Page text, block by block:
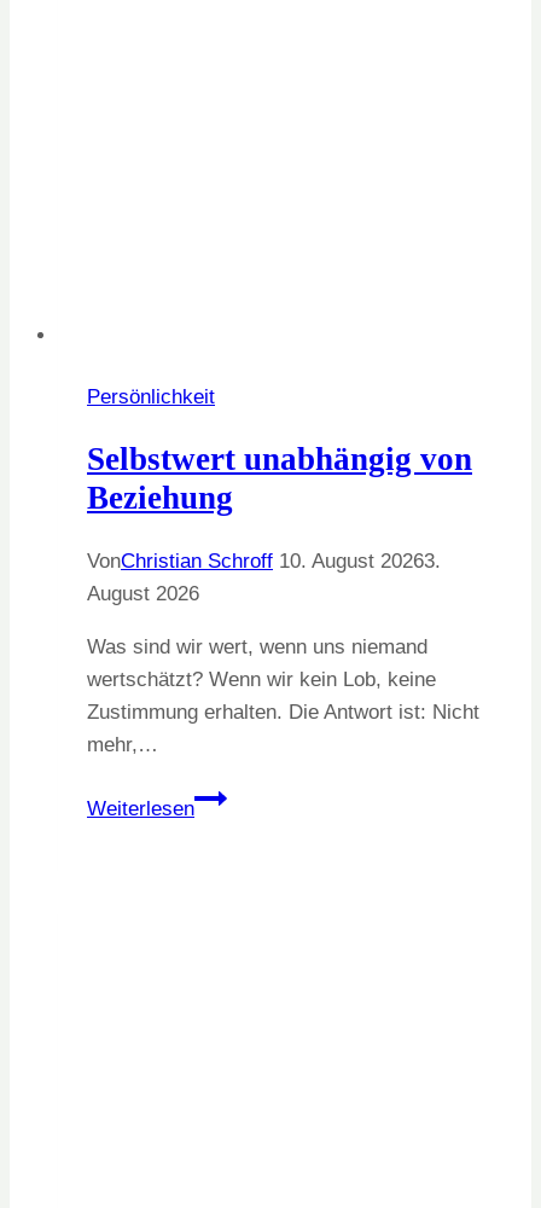
Persönlichkeit
Selbstwert unabhängig von
Beziehung
VonChristian Schroff 10. August 20263.
August 2026
Was sind wir wert, wenn uns niemand
wertschätzt? Wenn wir kein Lob, keine
Zustimmung erhalten. Die Antwort ist: Nicht
mehr,…
Weiterlesen
Selbstwert